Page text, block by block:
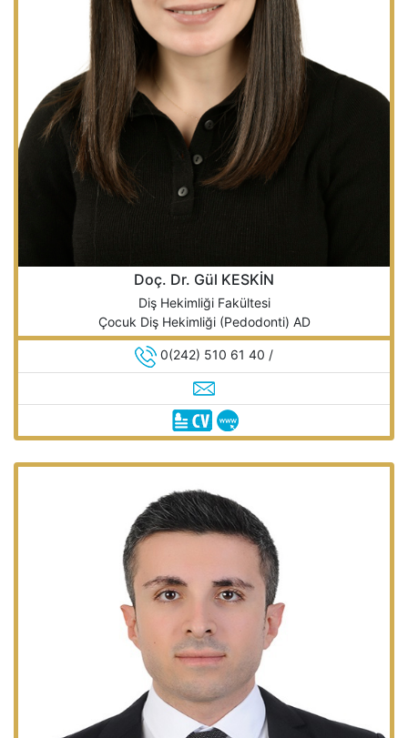
Doç. Dr. Gül KESKİN
Diş Hekimliği Fakültesi
Çocuk Diş Hekimliği (Pedodonti) AD
0(242) 510 61 40 /